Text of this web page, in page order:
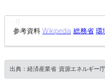
参考資料Wikipedia 総務省 環
出典：経済産業省 資源エネルギー